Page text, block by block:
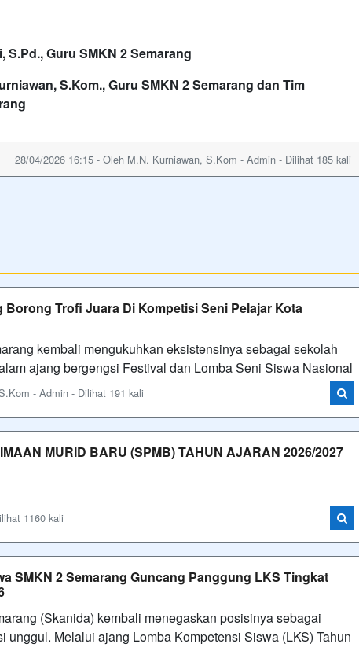
Guru SMKN 2 Semarang
S.Kom., Guru SMKN 2 Semarang dan Tim
28/04/2026 16:15 - Oleh M.N. Kurniawan, S.Kom - Admin - Dilihat 185 kali
Borong Trofi Juara Di Kompetisi Seni Pelajar Kota
kembali mengukuhkan eksistensinya sebagai sekolah
ajang bergengsi Festival dan Lomba Seni Siswa Nasional
- Admin - Dilihat 191 kali
MURID BARU (SPMB) TAHUN AJARAN 2026/2027
1160 kali
SMKN 2 Semarang Guncang Panggung LKS Tingkat
(Skanida) kembali menegaskan posisinya sebagai
unggul. Melalui ajang Lomba Kompetensi Siswa (LKS) Tahun